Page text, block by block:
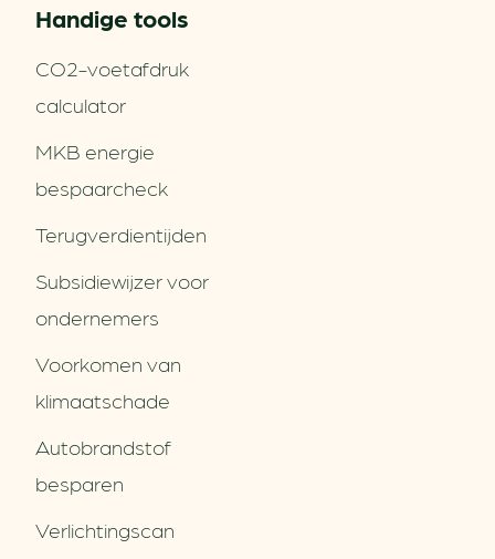
Handige tools
CO2-voetafdruk
calculator
MKB energie
bespaarcheck
Terugverdien­tijden
Subsidiewijzer voor
ondernemers
Voorkomen van
klimaatschade
Autobrandstof
besparen
Verlichtingscan